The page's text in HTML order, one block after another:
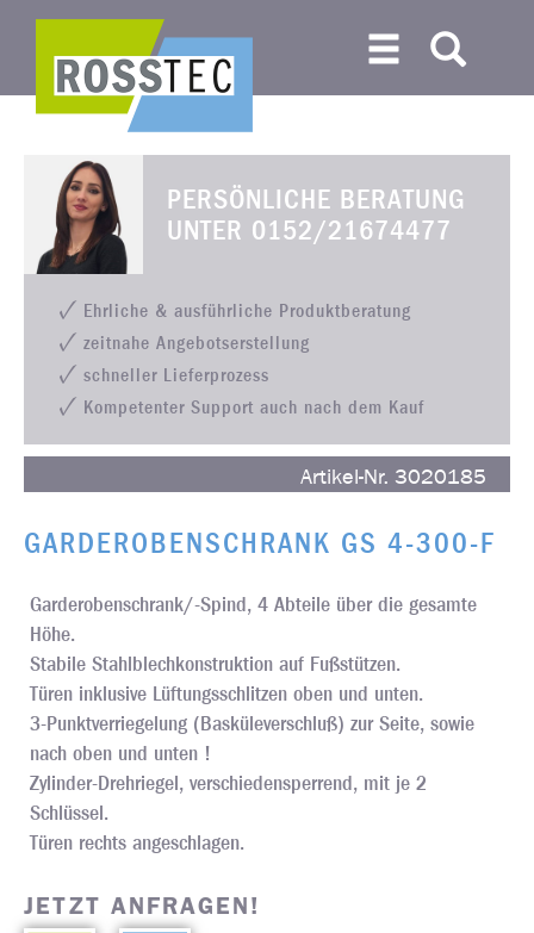
PERSÖNLICHE BERATUNG
UNTER 0152/21674477
Ehrliche & ausführliche Produktberatung
zeitnahe Angebotserstellung
schneller Lieferprozess
Kompetenter Support auch nach dem Kauf
Artikel-Nr. 3020185
GARDEROBENSCHRANK GS 4-300-F
Garderobenschrank/-Spind, 4 Abteile über die gesamte
Höhe.
Stabile Stahlblechkonstruktion auf Fußstützen.
Türen inklusive Lüftungsschlitzen oben und unten.
3-Punktverriegelung (Basküleverschluß) zur Seite, sowie
nach oben und unten !
Zylinder-Drehriegel, verschiedensperrend, mit je 2
Schlüssel.
Türen rechts angeschlagen.
JETZT ANFRAGEN!